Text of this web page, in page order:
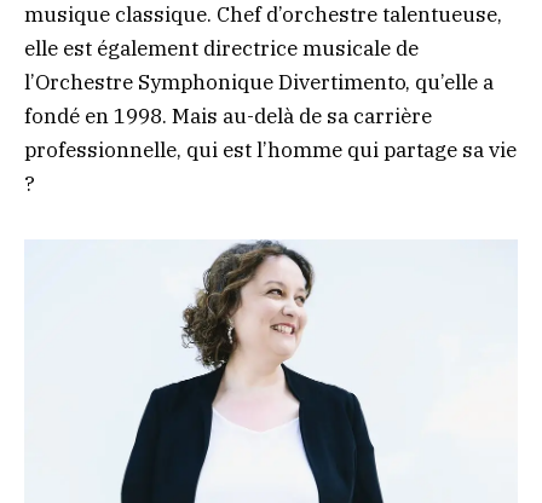
musique classique. Chef d’orchestre talentueuse,
elle est également directrice musicale de
l’Orchestre Symphonique Divertimento, qu’elle a
fondé en 1998. Mais au-delà de sa carrière
professionnelle, qui est l’homme qui partage sa vie
?